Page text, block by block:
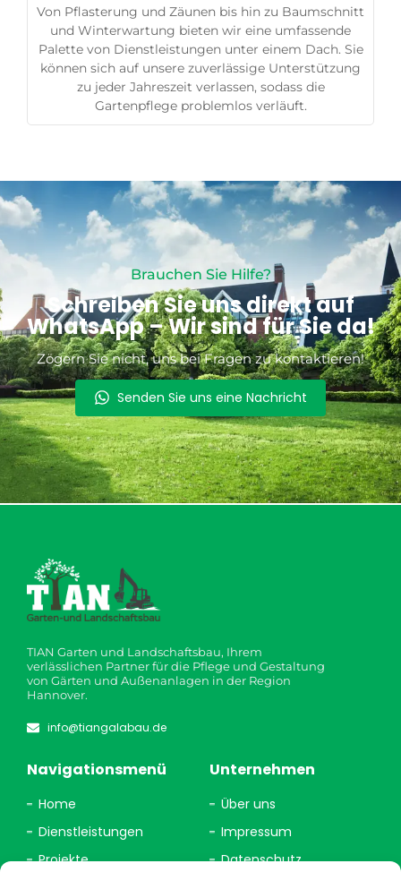
Von Pflasterung und Zäunen bis hin zu Baumschnitt
und Winterwartung bieten wir eine umfassende
Palette von Dienstleistungen unter einem Dach. Sie
können sich auf unsere zuverlässige Unterstützung
zu jeder Jahreszeit verlassen, sodass die
Gartenpflege problemlos verläuft.
Brauchen Sie Hilfe?
Schreiben Sie uns direkt auf
WhatsApp – Wir sind für Sie da!
Zögern Sie nicht, uns bei Fragen zu kontaktieren!
Senden Sie uns eine Nachricht
TIAN Garten und Landschaftsbau, Ihrem
verlässlichen Partner für die Pflege und Gestaltung
von Gärten und Außenanlagen in der Region
Hannover.
info@tiangalabau.de
Navigationsmenü
Home
Dienstleistungen
Projekte
Unternehmen
Über uns
Impressum
Datenschutz